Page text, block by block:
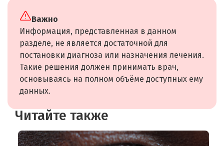
Важно
Информация, представленная в данном
разделе, не является достаточной для
постановки диагноза или назначения лечения.
Такие решения должен принимать врач,
основываясь на полном объёме доступных ему
данных.
Читайте также